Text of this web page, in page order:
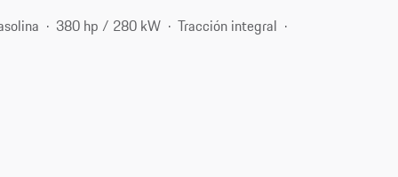
380 hp / 280 kW
Tracción integral